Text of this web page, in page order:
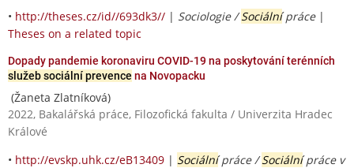
• http://theses.cz/id//693dk3// | Sociologie /Sociálnípráce|
Theses on a related topic
Dopady pandemie koronaviru COVID-19 na poskytování terénních
služeb sociální prevence na Novopacku
(Žaneta Zlatníková)
2022, Bakalářská práce, Filozofická fakulta / Univerzita Hradec
Králové
• http://evskp.uhk.cz/eB13409 | Sociálnípráce /Sociálnípráce v